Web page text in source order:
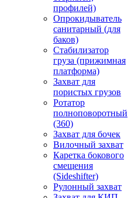
профилей)
Опрокидыватель
санитарный (для
баков)
Стабилизатор
груза (прижимная
платформа)
Захват для
пористых грузов
Ротатор
полноповоротный
(360)
Захват для бочек
Вилочный захват
Каретка бокового
смещения
(Sideshifter)
Рулонный захват